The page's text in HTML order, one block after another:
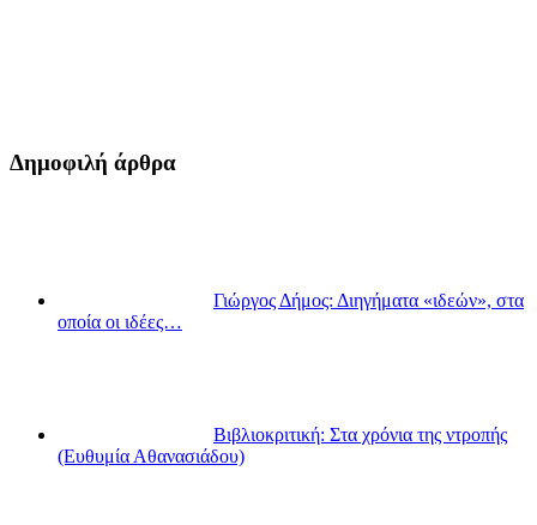
Δημοφιλή άρθρα
Γιώργος Δήμος: Διηγήματα «ιδεών», στα
οποία οι ιδέες…
Βιβλιοκριτική: Στα χρόνια της ντροπής
(Ευθυμία Αθανασιάδου)